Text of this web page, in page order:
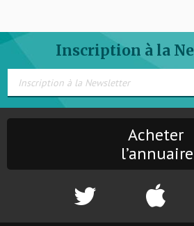
Inscription à la
Acheter
l’annuaire